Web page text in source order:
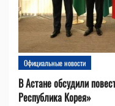
Официальные новости
В Астане обсудили
Республика Корея»